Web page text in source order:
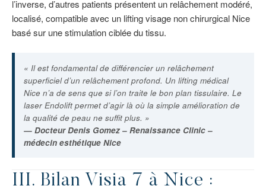
l’inverse, d’autres patients présentent un relâchement modéré,
localisé, compatible avec un lifting visage non chirurgical Nice
basé sur une stimulation ciblée du tissu.
« Il est fondamental de différencier un relâchement
superficiel d’un relâchement profond. Un lifting médical
Nice n’a de sens que si l’on traite le bon plan tissulaire. Le
laser Endolift permet d’agir là où la simple amélioration de
la qualité de peau ne suffit plus. »
— Docteur Denis Gomez – Renaissance Clinic –
médecin esthétique Nice
III. Bilan Visia 7 à Nice :